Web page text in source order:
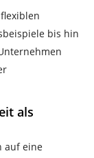
bis hin
als
auf eine